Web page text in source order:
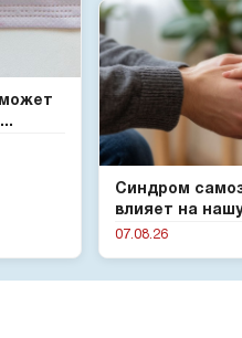
Синдром
влияет на
07.08.26